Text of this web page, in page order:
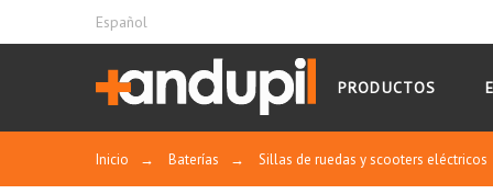
Español
PRODUCTOS
Inicio → Baterías → Sillas de ruedas y scooters eléctricos